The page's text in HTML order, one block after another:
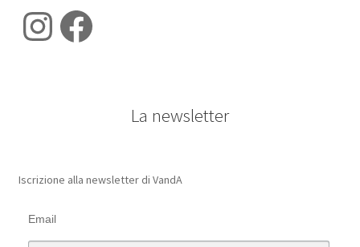
Instagram
Facebook
La newsletter
Iscrizione alla newsletter di VandA
Email